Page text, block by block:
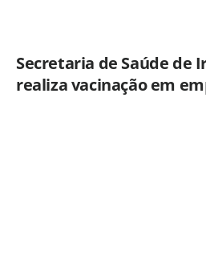
Secretaria de Saúde de
realiza vacinação em